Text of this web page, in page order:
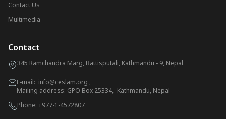
Contact Us
Multimedia
Contact
345 Ramchandra Marg, Battisputali, Kathmandu - 9, Nepal
E-mail: info@ceslam.org ,
Mailing address: GPO Box 25334, Kathmandu, Nepal
Phone: +977-1-4572807